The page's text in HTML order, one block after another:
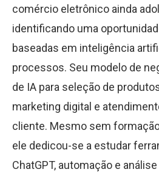
comércio eletrônico ainda
identificando uma
baseadas em inteligência
processos. Seu modelo de
de IA para seleção de
marketing digital e
cliente. Mesmo sem
ele dedicou-se a estudar
ChatGPT, automação e